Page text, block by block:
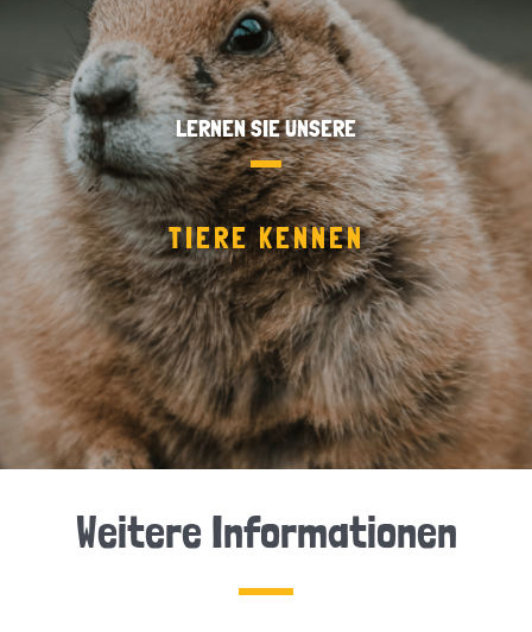
LERNEN SIE UNSERE
TIERE KENNEN
Weitere Informationen